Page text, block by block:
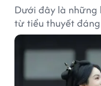
Dưới đây là những
từ tiểu thuyết